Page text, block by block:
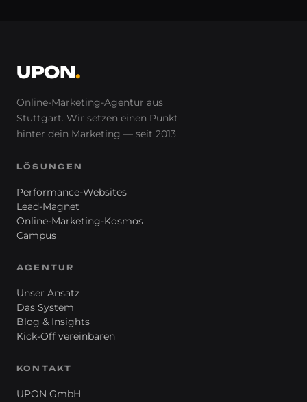
UPON.
Online-Marketing-Agentur aus
Stuttgart. Wir setzen einen Punkt
hinter dein Marketing — seit 2013.
LÖSUNGEN
Performance-Websites
Lead-Magnet
Online-Marketing-Kosmos
Campus
AGENTUR
Unser Ansatz
Das System
Blog & Insights
Kick-Off vereinbaren
KONTAKT
UPON GmbH